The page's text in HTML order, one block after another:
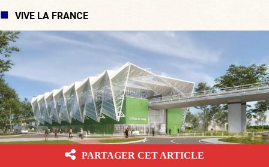
VIVE LA FRANCE
PARTAGER CET ARTICLE